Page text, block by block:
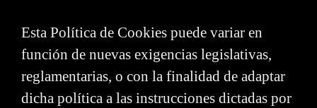
Esta Política de Cookies puede variar en
función de nuevas exigencias legislativas,
reglamentarias, o con la finalidad de adaptar
dicha política a las instrucciones dictadas por